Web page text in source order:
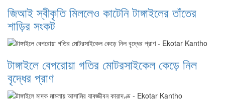
জিআই স্বীকৃতি মিললেও কাটেনি টাঙ্গাইলের তাঁতের
শাড়ির সংকট
টাঙ্গাইলে বেপরোয়া গতির মোটরসাইকেল কেড়ে নিল
বৃদ্ধের প্রাণ